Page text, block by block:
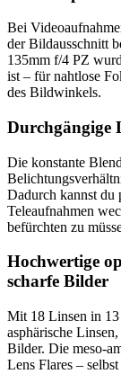
Bei
der Bildausschnitt
135mm f/4 PZ
ist – für nahtlose
des Bildwinkels.
Durchgängige
Die konstante
Dadurch kannst du
Teleaufnahmen
befürchten zu
Hochwertige
scharfe Bilder
Mit 18 Linsen in 13
asphärische
Bilder. Die meso-
Lens Flares –